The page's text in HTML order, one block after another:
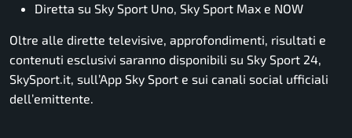
Diretta su Sky Sport Uno, Sky Sport Max e NOW
Oltre alle dirette televisive, approfondimenti, risultati e
contenuti esclusivi saranno disponibili su Sky Sport 24,
SkySport.it, sull’App Sky Sport e sui canali social ufficiali
dell’emittente.